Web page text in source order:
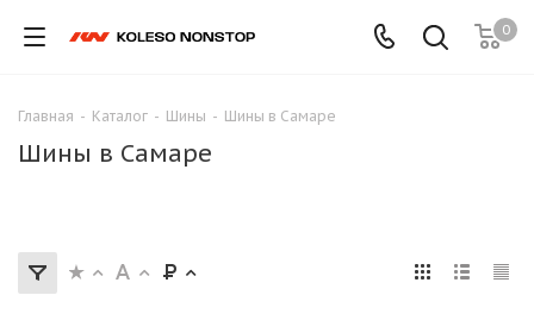
0
Главная - Каталог - Шины - Шины в Самаре
Шины в Самаре